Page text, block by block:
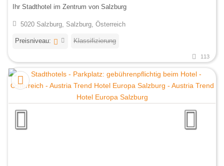
Ihr Stadthotel im Zentrum von Salzburg
5020 Salzburg, Salzburg, Österreich
Preisniveau: Klassifizierung
113